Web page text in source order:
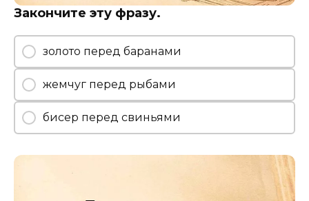
Закончите эту фразу.
золото перед баранами
жемчуг перед рыбами
бисер перед свиньями